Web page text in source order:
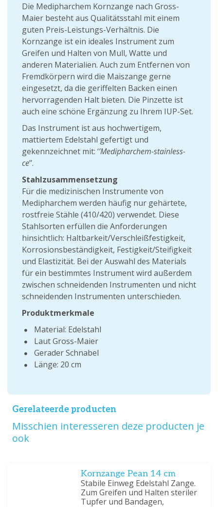
Die Medipharchem Kornzange nach Gross-
Maier besteht aus Qualitätsstahl mit einem
guten Preis-Leistungs-Verhältnis. Die
Kornzange ist ein ideales Instrument zum
Greifen und Halten von Mull, Watte und
anderen Materialien. Auch zum Entfernen von
Fremdkörpern wird die Maiszange gerne
eingesetzt, da die geriffelten Backen einen
hervorragenden Halt bieten. Die Pinzette ist
auch eine schöne Ergänzung zu Ihrem IUP-Set.
Das Instrument ist aus hochwertigem,
mattiertem Edelstahl gefertigt und
gekennzeichnet mit: ‘’Medipharchem-stainless-
ce’’.
Stahlzusammensetzung
Für die medizinischen Instrumente von
Medipharchem werden häufig nur gehärtete,
rostfreie Stähle (410/420) verwendet. Diese
Stahlsorten erfüllen die Anforderungen
hinsichtlich: Haltbarkeit/Verschleißfestigkeit,
Korrosionsbeständigkeit, Festigkeit/Steifigkeit
und Elastizität. Bei der Auswahl des Materials
für ein bestimmtes Instrument wird außerdem
zwischen schneidenden Instrumenten und nicht
schneidenden Instrumenten unterschieden.
Produktmerkmale
Material: Edelstahl
Laut Gross-Maier
Gerader Schnabel
Länge: 20 cm
Gerelateerde producten
Misschien interesseren deze producten je
ook
Kornzange Pean 14 cm
Stabile Einweg Edelstahl Zange.
Zum Greifen und Halten steriler
Tupfer und Bandagen,